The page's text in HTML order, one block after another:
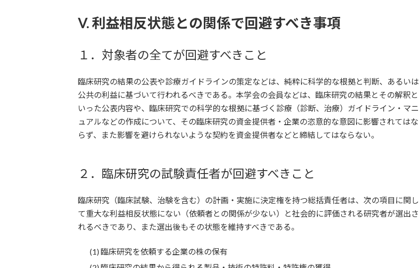
V. 利益相反状態との関係で回避すべき事項
１．対象者の全てが回避すべきこと
臨床研究の結果の公表や診療ガイドラインの策定などは、純粋に科学的な根拠と判断、あるいは
公共の利益に基づいて行われるべきである。本学会の会員などは、臨床研究の結果とその解釈と
いった公表内容や、臨床研究での科学的な根拠に基づく診療（診断、治療）ガイドライン・マニ
ュアルなどの作成について、その臨床研究の資金提供者・企業の恣意的な意図に影響されてはな
らず、また影響を避けられないような契約を資金提供者などと締結してはならない。
２．臨床研究の試験責任者が回避すべきこと
臨床研究（臨床試験、治験を含む）の計画・実施に決定権を持つ総括責任者は、次の項目に関し
て重大な利益相反状態にない（依頼者との関係が少ない）と社会的に評価される研究者が選出さ
れるべきであり、また選出後もその状態を維持すべきである。
(1) 臨床研究を依頼する企業の株の保有